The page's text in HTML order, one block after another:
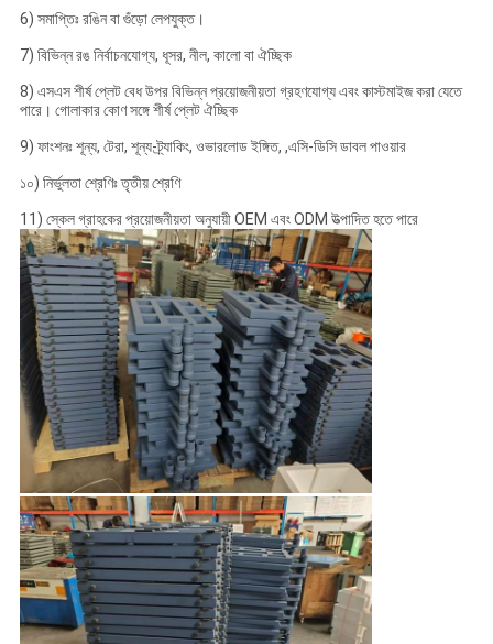
6) সমাপ্তিঃ রঙিন বা গুঁড়ো লেপযুক্ত।
7) বিভিন্ন রঙ নির্বাচনযোগ্য, ধূসর, নীল, কালো বা ঐচ্ছিক
8) এসএস শীর্ষ প্লেট বেধ উপর বিভিন্ন প্রয়োজনীয়তা গ্রহণযোগ্য এবং কাস্টমাইজ করা যেতে
পারে। গোলাকার কোণ সঙ্গে শীর্ষ প্লেট ঐচ্ছিক
9) ফাংশনঃ শূন্য, টেরা, শূন্য-ট্র্যাকিং, ওভারলোড ইঙ্গিত, ,এসি-ডিসি ডাবল পাওয়ার
১০) নির্ভুলতা শ্রেণিঃ তৃতীয় শ্রেণি
11) স্কেল গ্রাহকের প্রয়োজনীয়তা অনুযায়ী OEM এবং ODM উত্পাদিত হতে পারে